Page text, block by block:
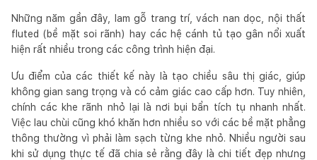
Những năm gần đây, lam gỗ trang trí, vách nan dọc, nội thất
fluted (bề mặt soi rãnh) hay các hệ cánh tủ tạo gân nổi xuất
hiện rất nhiều trong các công trình hiện đại.
Ưu điểm của các thiết kế này là tạo chiều sâu thị giác, giúp
không gian sang trọng và có cảm giác cao cấp hơn. Tuy nhiên,
chính các khe rãnh nhỏ lại là nơi bụi bẩn tích tụ nhanh nhất.
Việc lau chùi cũng khó khăn hơn nhiều so với các bề mặt phẳng
thông thường vì phải làm sạch từng khe nhỏ. Nhiều người sau
khi sử dụng thực tế đã chia sẻ rằng đây là chi tiết đẹp nhưng